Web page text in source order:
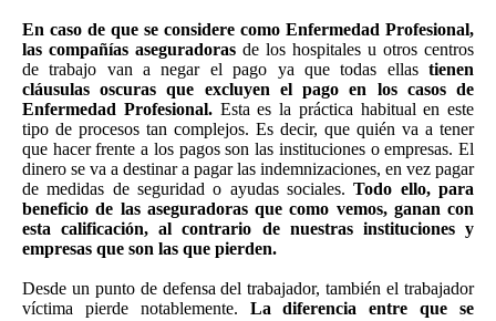
En caso de que se considere como Enfermedad Profesional,
las compañías aseguradoras de los hospitales u otros centros
de trabajo van a negar el pago ya que todas ellastienen
cláusulas oscuras que excluyen el pago en los casos de
Enfermedad Profesional.Esta es la práctica habitual en este
tipo de procesos tan complejos. Es decir, que quién va a tener
que hacer frente a los pagos son las instituciones o empresas. El
dinero se va a destinar a pagar las indemnizaciones, en vez pagar
de medidas de seguridad o ayudas sociales.Todo ello, para
beneficio de las aseguradoras que como vemos, ganan con
esta calificación, al contrario de nuestras instituciones y
empresas que son las que pierden.
Desde un punto de defensa del trabajador, también el trabajador
víctima pierde notablemente. La diferencia entre que se